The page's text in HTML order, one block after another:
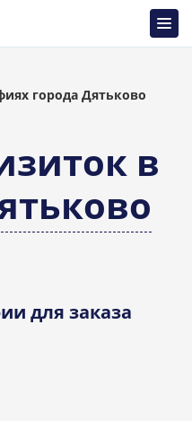
города Дятьково
в
для заказа